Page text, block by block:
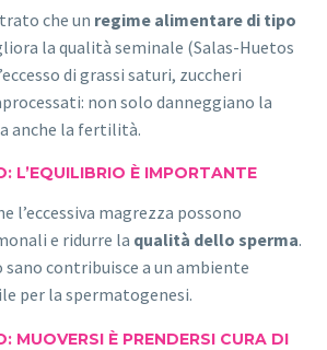
che un regime alimentare di tipo
la qualità seminale (Salas-Huetos
di grassi saturi, zuccheri
non solo danneggiano la
anche la fertilità.
L’EQUILIBRIO È IMPORTANTE
l’eccessiva magrezza possono
e ridurre la qualità dello sperma.
sano contribuisce a un ambiente
per la spermatogenesi.
MUOVERSI È PRENDERSI CURA DI